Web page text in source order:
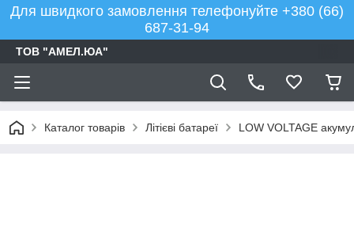
Для швидкого замовлення телефонуйте +380 (66)
687-31-94
ТОВ "АМЕЛ.ЮА"
Каталог товарів Літієві батареї LOW VOLTAGE